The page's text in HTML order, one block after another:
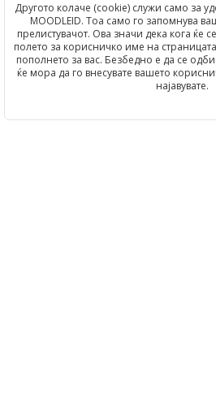
Другото колаче (cookie) служи само за
MOODLEID. Тоа само го запомнува
прелистувачот. Ова значи дека кога ќе
полето за корисничко име на
пополнето за вас. Безбедно е да се
ќе мора да го внесувате вашето
најавувате.